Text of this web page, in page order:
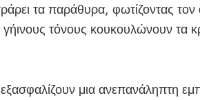
τα παράθυρα, φωτίζοντας
τόνους κουκουλώνουν τα
μια ανεπανάληπτη